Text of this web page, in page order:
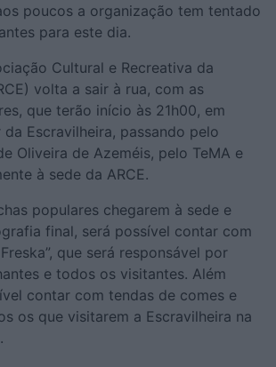
poucos a organização tem tentado
para este dia.
Cultural e Recreativa da
volta a sair à rua, com as
que terão início às 21h00, em
Escravilheira, passando pelo
Oliveira de Azeméis, pelo TeMA e
à sede da ARCE.
populares chegarem à sede e
final, será possível contar com
que será responsável por
e todos os visitantes. Além
contar com tendas de comes e
os que visitarem a Escravilheira na